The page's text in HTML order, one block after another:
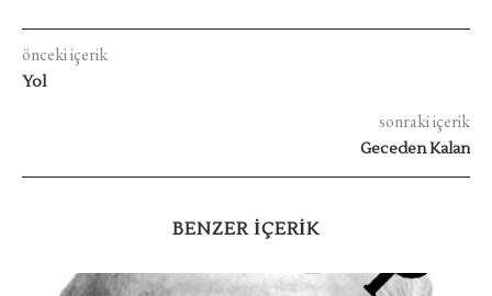
önceki içerik
Yol
sonraki içerik
Geceden Kalan
BENZER IÇERIK